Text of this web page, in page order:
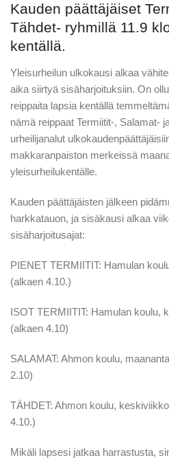
Kauden päättäjäiset
Tähdet- ryhmillä 11.9
kentällä.
Yleisurheilun ulkokausi alkaa
aika siirtyä sisäharjoituksiin. On
reippaita lapsia kentällä
nämä reippaat Termiitit-, Salamat-
urheilijanalut
makkaranpaiston merkeissä
yleisurheilukentälle.
Kauden päättäjäisten jälkeen
harkkatauon, ja sisäkausi alkaa
sisäharjoitusajat:
PIENET TERMIITIT: Hamulan
(alkaen 4.10.)
ISOT TERMIITIT: Hamulan koulu,
(alkaen 4.10)
SALAMAT: Ahmon koulu,
2.10)
TÄHDET: Ahmon koulu,
4.10.)
Mikäli lapsesi jatkaa harrastusta,